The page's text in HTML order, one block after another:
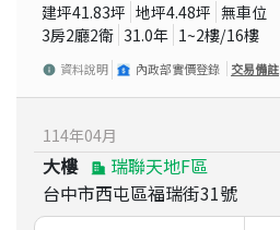
建坪41.83坪 地坪4.48坪 無車位
3房2廳2衛 31.0年 1~2樓/16樓
資料說明 內政部實價登錄 交易備註
114年04月
大樓
瑞聯天地F區
台中市西屯區福瑞街31號